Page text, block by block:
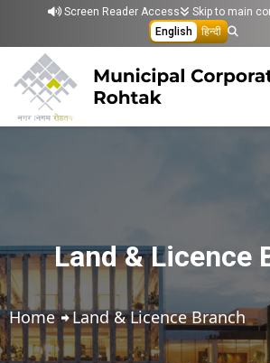
Skip to main
Screen Reader Access Skip to main
English
हिन्दी
Land & Licence
Home Land & Licence Branch